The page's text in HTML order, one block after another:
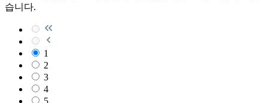
습니다.
1
2
3
4
5